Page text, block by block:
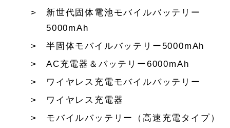
新世代固体電池モバイルバッテリー
5000mAh
半固体モバイルバッテリー5000mAh
AC充電器＆バッテリー6000mAh
ワイヤレス充電モバイルバッテリー
ワイヤレス充電器
モバイルバッテリー（高速充電タイプ）